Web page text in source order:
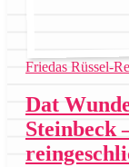
Friedas Rüssel-
Dat
Steinbeck